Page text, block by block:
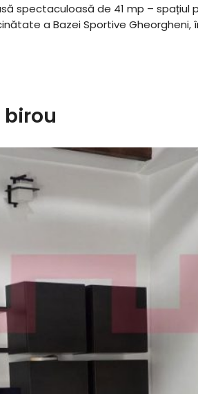
spectaculoasă de 41 mp – spațiul
a Bazei Sportive Gheorgheni,